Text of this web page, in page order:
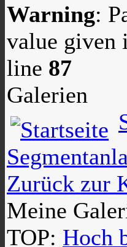
Warning:
value given
line 87
Galerien
Zurück zur
Meine
TOP: Hoch